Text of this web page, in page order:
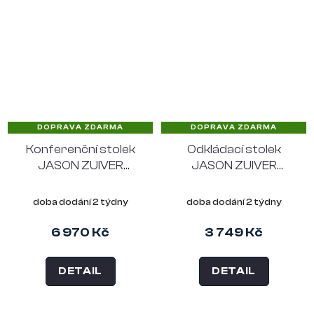
DOPRAVA ZDARMA
Konferenční stolek
JASON ZUIVER
doba dodání 2 týdny
6 970 Kč
DETAIL
DOPRAVA ZDARMA
Odkládací stolek
JASON ZUIVER
doba dodání 2 týdny
3 749 Kč
DETAIL